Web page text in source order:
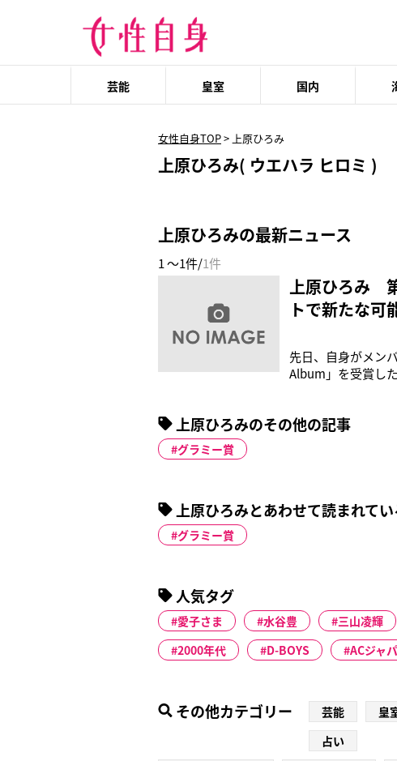
芸能 皇室 国内
女性自身TOP> 上原ひろみ
上原ひろみ( ウエハラ ヒロミ )
上原ひろみの最新ニュース
1 ～1件/1件
上原ひろみ
トで新たな可
先日、自身がメン
Album」を受賞し
かがってきまし
身。６歳から
上原ひろみのその他の記事
グラミー賞
上原ひろみとあわせて読まれて
グラミー賞
人気タグ
愛子さま 水谷豊 三山凌輝
2000年代
D-BOYS ACジャ
その他カテゴリー 芸能 皇
占い